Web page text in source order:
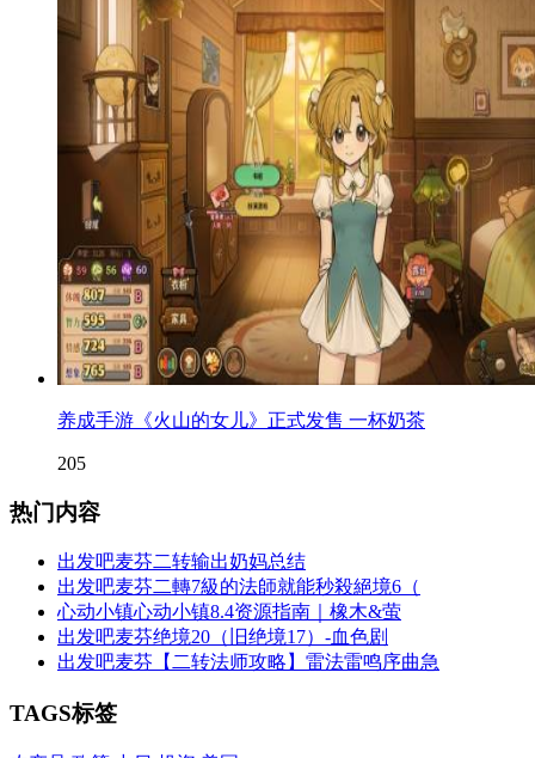
养成手游《火山的女儿》正式发售 一杯奶茶
205
热门内容
出发吧麦芬二转输出奶妈总结
出发吧麦芬二轉7級的法師就能秒殺絕境6（
心动小镇心动小镇8.4资源指南｜橡木&萤
出发吧麦芬绝境20（旧绝境17）-血色剧
出发吧麦芬【二转法师攻略】雷法雷鸣序曲急
TAGS标签